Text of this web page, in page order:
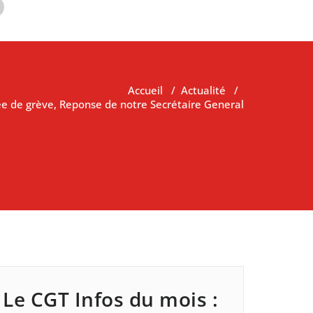
Accueil / Actualité /
de grève, Reponse de notre Secrétaire General
Le CGT Infos du mois :